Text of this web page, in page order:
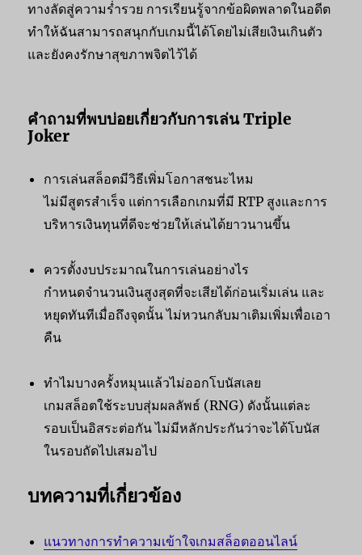
ทางลัดสู่ความร่ำรวย การเรียนรู้จากข้อผิดพลาดในอดีต
ทำให้ฉันสามารถสนุกกับเกมนี้ได้โดยไม่เสียเงินเกินตัว
และยังคงรักษาสุขภาพจิตไว้ได้
คำถามที่พบบ่อยเกี่ยวกับการเล่น Triple
Joker
การเล่นสล็อตมีวิธีเพิ่มโอกาสชนะไหม
ไม่มีสูตรสำเร็จ แต่การเลือกเกมที่มี RTP สูงและการ
บริหารเงินทุนที่ดีจะช่วยให้เล่นได้ยาวนานขึ้น
ควรตั้งงบประมาณในการเล่นอย่างไร
กำหนดจำนวนเงินสูงสุดที่จะเสียได้ก่อนเริ่มเล่น และ
หยุดทันทีเมื่อถึงจุดนั้น ไม่หวนกลับมาเติมเพิ่มเพื่อเอา
คืน
ทำไมบางครั้งหมุนแล้วไม่ออกโบนัสเลย
เกมสล็อตใช้ระบบสุ่มผลลัพธ์ (RNG) ดังนั้นแต่ละ
รอบเป็นอิสระต่อกัน ไม่มีหลักประกันว่าจะได้โบนัส
ในรอบถัดไปเสมอไป
บทความที่เกี่ยวข้อง
แนวทางการทำความเข้าใจเกมสล็อตออนไลน์